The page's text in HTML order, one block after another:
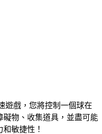
遊戲，您將控制一個球在
物、收集道具，並盡可能
敏捷性！